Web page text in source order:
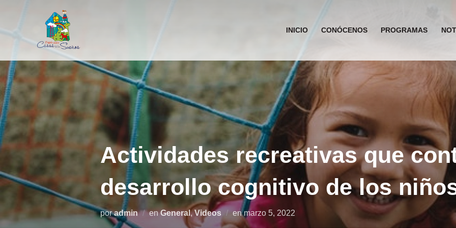
INICIO
CONÓCENOS PROGRAMAS
Actividades recreativas que
desarrollo cognitivo de los
poradmin enGeneral,Videos enPublicado
el
marzo 5, 2022